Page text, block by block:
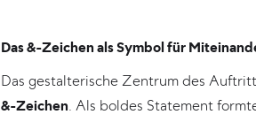
Das &-Zeichen als Symbol für
Das gestalterische Zentrum des
&-Zeichen. Als boldes Statement